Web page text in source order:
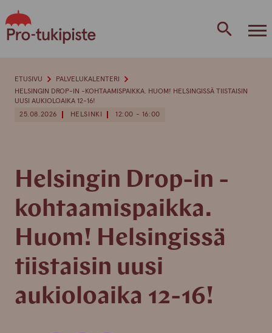
to
content
25.08.2026 HELSINKI 12:00 - 16:00
Helsingin Drop-in -
kohtaamispaikka.
Huom! Helsingissä
tiistaisin uusi
aukioloaika 12-16!
ETUSIVU
PALVELUKALENTERI
HELSINGIN DROP-IN -KOHTAAMISPAIKKA. HUOM! HELSINGISSÄ TIISTAISIN
UUSI AUKIOLOAIKA 12-16!